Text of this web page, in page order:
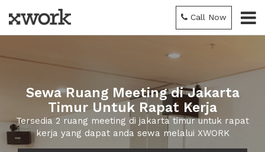
Call Now
Sewa Ruang Meeting di Jakarta
Timur Untuk Rapat Kerja
Tersedia 2 ruang meeting di jakarta timur untuk rapat
kerja yang dapat anda sewa melalui XWORK